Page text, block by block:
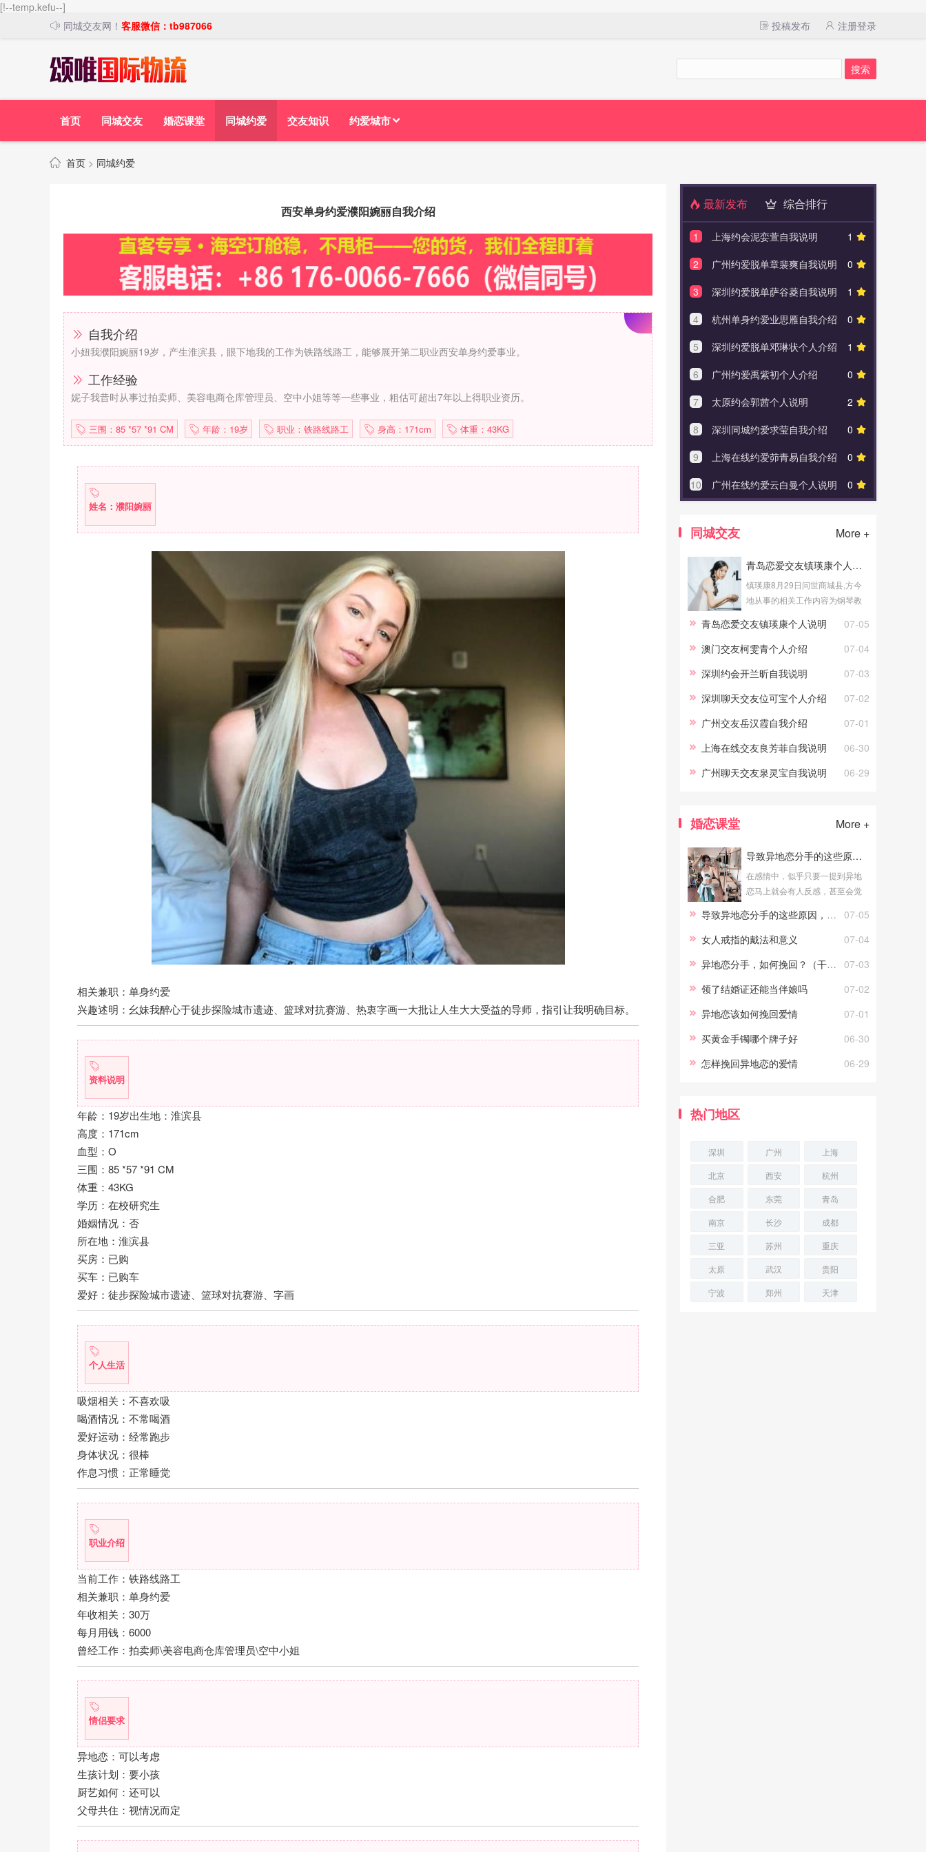
[!--temp.kefu--]
同城交友网！ 客服微信：tb987066 投稿发布 注册登录
首页 同城交友 婚恋课堂 同城约爱 交友知识 约爱城市
首页 > 同城约爱
西安单身约爱濮阳婉丽自我介绍
自我介绍
小妞我濮阳婉丽19岁，产生淮滨县，眼下地我的工作为铁路线路工，能够展开第二职业西安单身约爱事业。
工作经验
妮子我昔时从事过拍卖师、美容电商仓库管理员、空中小姐等等一些事业，粗估可超出7年以上得职业资历。
三围：85 *57 *91 CM 年龄：19岁 职业：铁路线路工 身高：171cm 体重：43KG
姓名：濮阳婉丽
相关兼职：单身约爱
兴趣述明：幺妹我醉心于徒步探险城市遗迹、篮球对抗赛游、热衷字画一大批让人生大大受益的导师，指引让我明确目标。
资料说明
年龄：19岁出生地：淮滨县
高度：171cm
血型：O
三围：85 *57 *91 CM
体重：43KG
学历：在校研究生
婚姻情况：否
所在地：淮滨县
买房：已购
买车：已购车
爱好：徒步探险城市遗迹、篮球对抗赛游、字画
个人生活
吸烟相关：不喜欢吸
喝酒情况：不常喝酒
爱好运动：经常跑步
身体状况：很棒
作息习惯：正常睡觉
职业介绍
当前工作：铁路线路工
相关兼职：单身约爱
年收相关：30万
每月用钱：6000
曾经工作：拍卖师\美容电商仓库管理员\空中小姐
情侣要求
异地恋：可以考虑
生孩计划：要小孩
厨艺如何：还可以
父母共住：视情况而定
最新发布 综合排行
1
1
上海约会泥娈萱自我说明
0
2
广州约爱脱单章裴爽自我说明
1
3
深圳约爱脱单萨谷菱自我说明
0
4
杭州单身约爱业思雁自我介绍
1
5
深圳约爱脱单邓琳状个人介绍
0
6
广州约爱禹紫初个人介绍
2
7
太原约会郭茜个人说明
0
8
深圳同城约爱求莹自我介绍
0
9
上海在线约爱茆青易自我介绍
0
10 广州在线约爱云白曼个人说明
同城交友 More +
青岛恋爱交友镇瑛康个人说明
镇瑛康8月29日问世商城县,方今
地从事的相关工作内容为钢琴教
07-05
青岛恋爱交友镇瑛康个人说明
07-04
澳门交友柯雯青个人介绍
07-03
深圳约会开兰昕自我说明
07-02
深圳聊天交友位可宝个人介绍
07-01
广州交友岳汉霞自我介绍
06-30
上海在线交友良芳菲自我说明
06-29
广州聊天交友泉灵宝自我说明
婚恋课堂 More +
导致异地恋分手的这些原因，你犯过吗
在感情中，似乎只要一提到异地
恋马上就会有人反感，甚至会觉
钱，其实在爱情中，真正打败你
们的往往都不是异地恋，异地恋
摧毁他
07-05
导致异地恋分手的这些原因，你犯过吗
07-04
女人戒指的戴法和意义
07-03
异地恋分手，如何挽回？（干货）
07-02
领了结婚证还能当伴娘吗
07-01
异地恋该如何挽回爱情
06-30
买黄金手镯哪个牌子好
06-29
怎样挽回异地恋的爱情
热门地区
深圳 广州
上海
北京
西安
杭州
合肥
东莞
青岛
南京
长沙
成都
三亚
苏州
重庆
太原
武汉
贵阳
宁波
郑州 天津